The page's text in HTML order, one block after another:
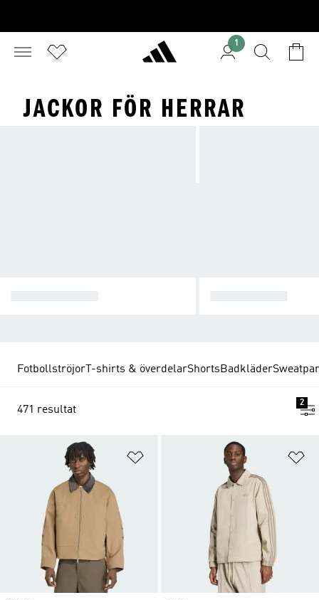
1
JACKOR FÖR HERRAR
FotbollströjorT-shirts & överdelarShortsBadkläder
471 resultat
2
Lägg till på önskelistan